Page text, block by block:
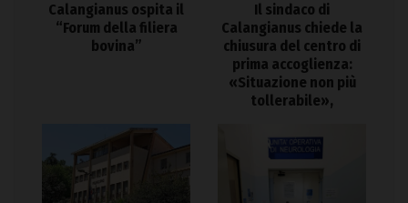
Calangianus ospita il
“Forum della filiera
bovina”
Il sindaco di
Calangianus chiede la
chiusura del centro di
prima accoglienza:
«Situazione non più
tollerabile»,